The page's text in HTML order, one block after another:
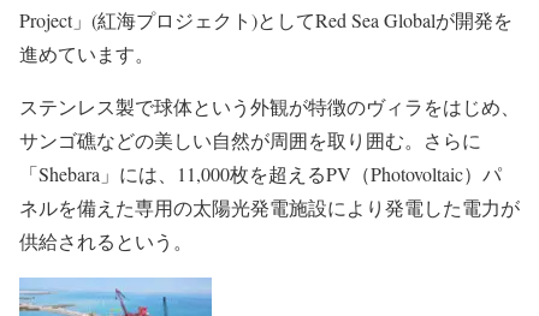
Project」(紅海プロジェクト)としてRed Sea Globalが開発を
進めています。
ステンレス製で球体という外観が特徴のヴィラをはじめ、
サンゴ礁などの美しい自然が周囲を取り囲む。さらに
「Shebara」には、11,000枚を超えるPV（Photovoltaic）パ
ネルを備えた専用の太陽光発電施設により発電した電力が
供給されるという。